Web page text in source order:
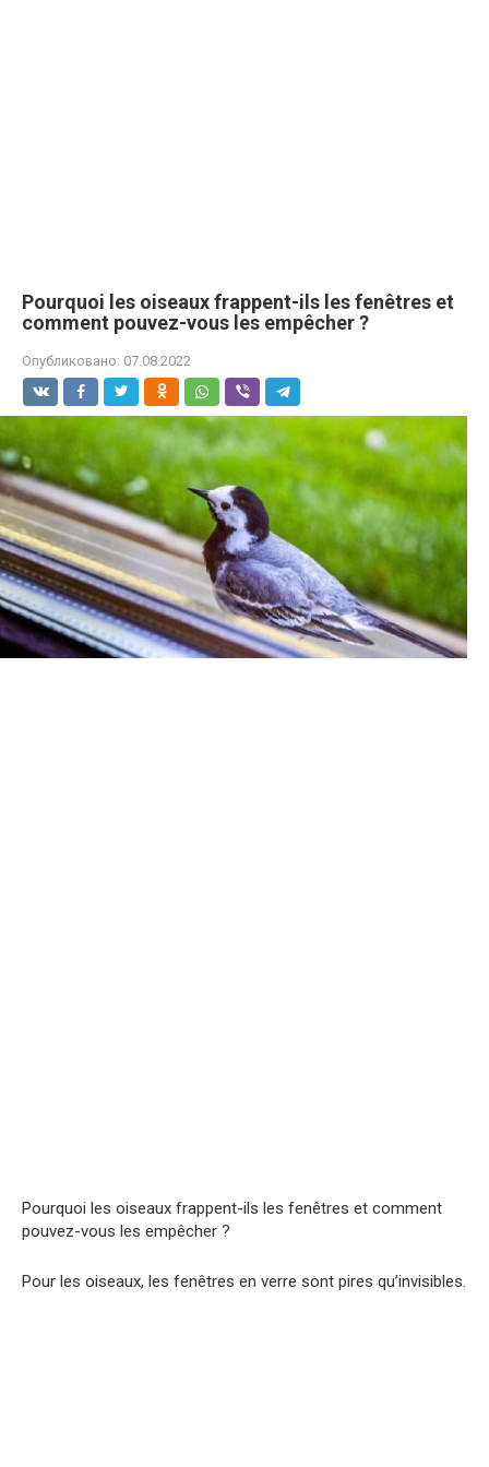
Pourquoi les oiseaux frappent-ils les fenêtres et
comment pouvez-vous les empêcher ?
Опубликовано: 07.08.2022
Pourquoi les oiseaux frappent-ils les fenêtres et comment
pouvez-vous les empêcher ?
Pour les oiseaux, les fenêtres en verre sont pires qu’invisibles.